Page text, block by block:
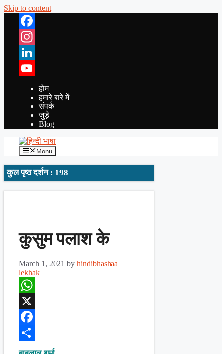
Skip to content
Facebook
Instagram
LinkedIn
YouTube
होम
हमारे बारे में
संपर्क
जुड़े
Blog
Menu
कुल पृष्ठ दर्शन : 198
कुसुम पलाश के
March 1, 2021 by hindibhashaa
lekhak
WhatsApp
X
Facebook
Share